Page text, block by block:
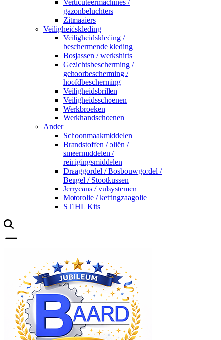
Verticuteermachines /
gazonbeluchters
Zitmaaiers
Veiligheidskleding
Veiligheidskleding /
beschermende kleding
Bosjassen / werkshirts
Gezichtsbescherming /
gehoorbescherming /
hoofdbescherming
Veiligheidsbrillen
Veiligheidsschoenen
Werkbroeken
Werkhandschoenen
Ander
Schoonmaakmiddelen
Brandstoffen / oliën /
smeermiddelen /
reinigingsmiddelen
Draaggordel / Bosbouwgordel /
Beugel / Stootkussen
Jerrycans / vulsystemen
Motorolie / kettingzaagolie
STIHL Kits